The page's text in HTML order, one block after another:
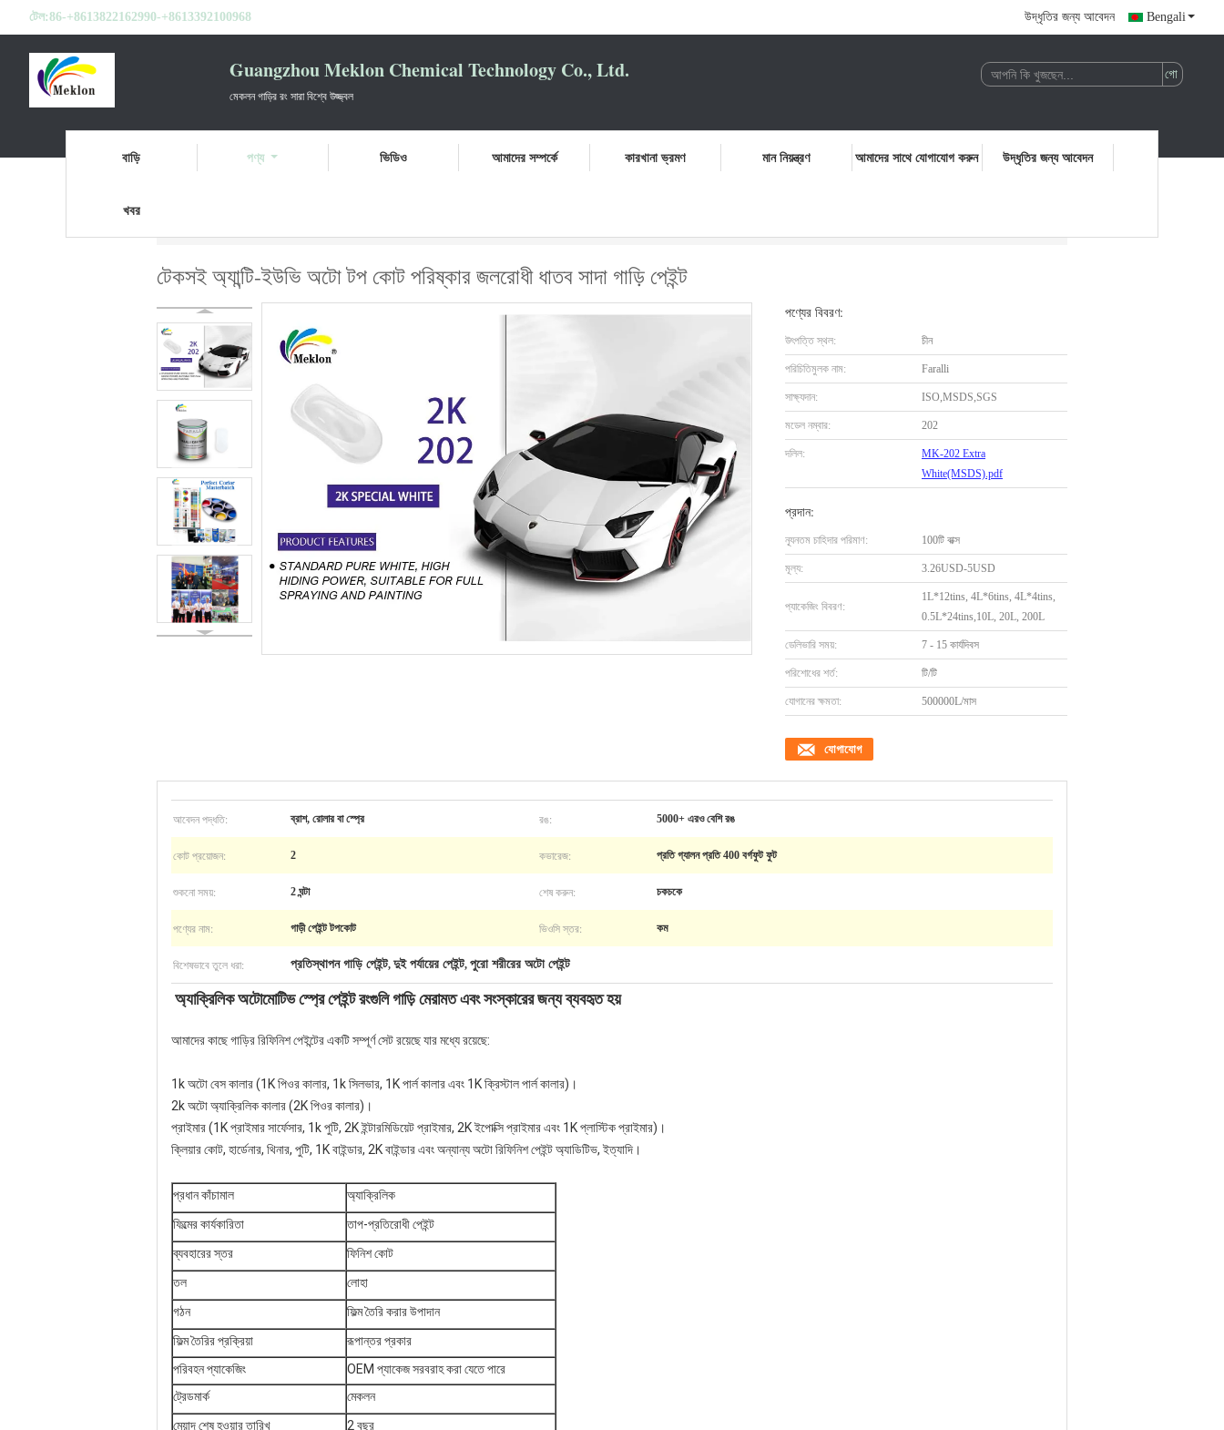
টেল:86-+8613822162990-+8613392100968 উদ্ধৃতির জন্য আবেদন Bengali
Guangzhou Meklon Chemical Technology Co., Ltd.
মেকলন গাড়ির রং সারা বিশ্বে উজ্জ্বল
বাড়ি পণ্য ভিডিও আমাদের সম্পর্কে কারখানা ভ্রমণ মান নিয়ন্ত্রণ আমাদের সাথে যোগাযোগ করুন উদ্ধৃতির জন্য আবেদন
খবর
টেকসই অ্যান্টি-ইউভি অটো টপ কোট পরিষ্কার জলরোধী ধাতব সাদা গাড়ি পেইন্ট
পণ্যের বিবরণ:
উৎপত্তি স্থল: চীন
পরিচিতিমুলক নাম: Faralli
সাক্ষ্যদান: ISO,MSDS,SGS
মডেল নম্বার: 202
দলিল:
MK-202 Extra
White(MSDS).pdf
প্রদান:
ন্যূনতম চাহিদার পরিমাণ: 100টি বাক্স
মূল্য: 3.26USD-5USD
প্যাকেজিং বিবরণ:
1L*12tins, 4L*6tins, 4L*4tins,
0.5L*24tins,10L, 20L, 200L
ডেলিভারি সময়: 7 - 15 কার্যদিবস
পরিশোধের শর্ত: টি/টি
যোগানের ক্ষমতা: 500000L/মাস
যোগাযোগ
আবেদন পদ্ধতি: ব্রাশ, রোলার বা স্প্রে রঙ: 5000+ এরও বেশি রঙ
কোট প্রয়োজন: 2 কভারেজ: প্রতি গ্যালন প্রতি 400 বর্গফুট ফুট
শুকনো সময়: 2 ঘন্টা শেষ করুন: চকচকে
পণ্যের নাম: গাড়ী পেইন্ট টপকোট ভিওসি স্তর: কম
বিশেষভাবে তুলে ধরা: প্রতিস্থাপন গাড়ি পেইন্ট, দুই পর্যায়ের পেইন্ট, পুরো শরীরের অটো পেইন্ট
অ্যাক্রিলিক অটোমোটিভ স্প্রে পেইন্ট রংগুলি গাড়ি মেরামত এবং সংস্কারের জন্য ব্যবহৃত হয়
আমাদের কাছে গাড়ির রিফিনিশ পেইন্টের একটি সম্পূর্ণ সেট রয়েছে যার মধ্যে রয়েছে:
1k অটো বেস কালার (1K পিওর কালার, 1k সিলভার, 1K পার্ল কালার এবং 1K ক্রিস্টাল পার্ল কালার)।
2k অটো অ্যাক্রিলিক কালার (2K পিওর কালার)।
প্রাইমার (1K প্রাইমার সার্ফেসার, 1k পুটি, 2K ইন্টারমিডিয়েট প্রাইমার, 2K ইপোক্সি প্রাইমার এবং 1K প্লাস্টিক প্রাইমার)।
ক্লিয়ার কোট, হার্ডেনার, থিনার, পুটি, 1K বাইন্ডার, 2K বাইন্ডার এবং অন্যান্য অটো রিফিনিশ পেইন্ট অ্যাডিটিভ, ইত্যাদি।
প্রধান কাঁচামাল
অ্যাক্রিলিক
ফিল্মের কার্যকারিতা
তাপ-প্রতিরোধী পেইন্ট
ব্যবহারের স্তর
ফিনিশ কোট
তল
লোহা
গঠন
ফিল্ম তৈরি করার উপাদান
ফিল্ম তৈরির প্রক্রিয়া
রূপান্তর প্রকার
পরিবহন প্যাকেজিং
OEM প্যাকেজ সরবরাহ করা যেতে পারে
ট্রেডমার্ক
মেকলন
মেয়াদ শেষ হওয়ার তারিখ
2 বছর